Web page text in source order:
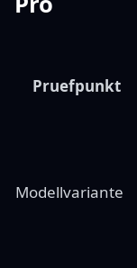
Pruefpunkt
Modellvariante